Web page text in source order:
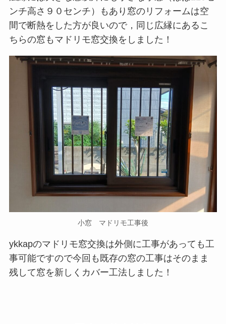
ンチ高さ９０センチ）もあり窓のリフォームは空
間で断熱をした方が良いので，同じ広縁にあるこ
ちらの窓もマドリモ窓交換をしました！
小窓 マドリモ工事後
ykkapのマドリモ窓交換は外側に工事があっても工
事可能ですので今回も既存の窓の工事はそのまま
残して窓を新しくカバー工法しました！